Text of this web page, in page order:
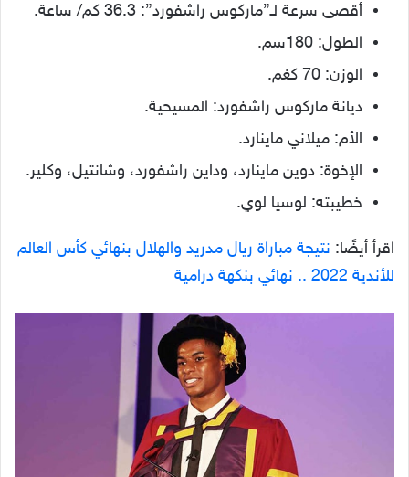
أقصى سرعة لـ”ماركوس راشفورد”: 36.3 كم/ ساعة.
الطول: 180سم.
الوزن: 70 كغم.
ديانة ماركوس راشفورد: المسيحية.
الأم: ميلاني ماينارد.
الإخوة: دوين ماينارد، وداين راشفورد، وشانتيل، وكلير.
خطيبته: لوسيا لوي.
اقرأ أيضًا: نتيجة مباراة ريال مدريد والهلال بنهائي كأس العالم
للأندية 2022 .. نهائي بنكهة درامية